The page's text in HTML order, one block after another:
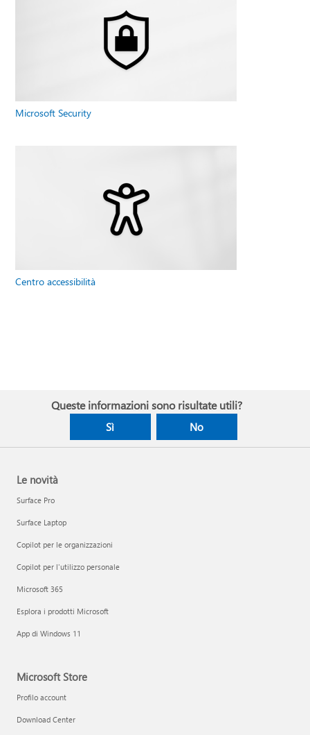
Microsoft Security
Centro accessibilità
Queste informazioni sono risultate utili?
Sì No
Le novità
Surface Pro
Surface Laptop
Copilot per le organizzazioni
Copilot per l'utilizzo personale
Microsoft 365
Esplora i prodotti Microsoft
App di Windows 11
Microsoft Store
Profilo account
Download Center